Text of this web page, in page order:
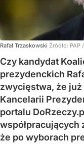
Rafał Trzaskowski Źródło: PAP /
Czy kandydat
prezydenckich
zwycięstwa, że już
Kancelarii
portalu
że po wyborach